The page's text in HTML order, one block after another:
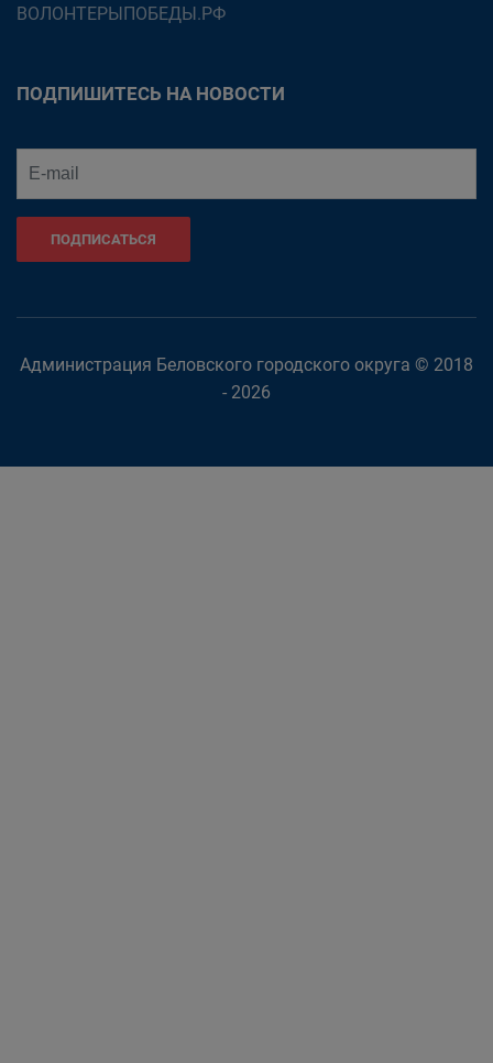
ВОЛОНТЕРЫПОБЕДЫ.РФ
ПОДПИШИТЕСЬ НА НОВОСТИ
ПОДПИСАТЬСЯ
Администрация Беловского городского округа © 2018
- 2026